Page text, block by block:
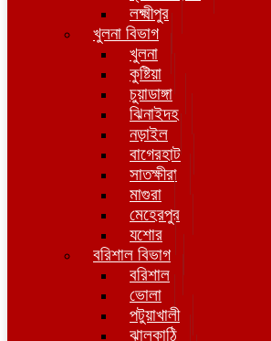
লক্ষ্মীপুর
খুলনা বিভাগ
খুলনা
কুষ্টিয়া
চুয়াডাঙ্গা
ঝিনাইদহ
নড়াইল
বাগেরহাট
সাতক্ষীরা
মাগুরা
মেহেরপুর
যশোর
বরিশাল বিভাগ
বরিশাল
ভোলা
পটুয়াখালী
ঝালকাঠি